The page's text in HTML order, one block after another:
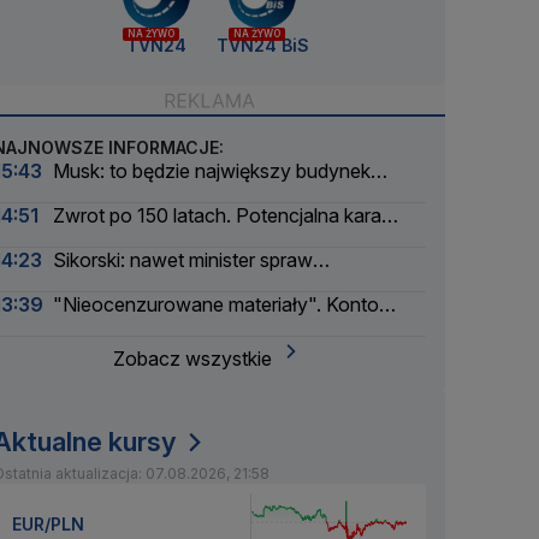
NA ŻYWO
TVN24
NA ŻYWO
TVN24 BiS
INFORMACJE:
Musk: to będzie największy budynek
Zwrot po 150 latach. Potencjalna kara
Sikorski: nawet minister spraw
"Nieocenzurowane materiały". Konto
Zobacz wszystkie
kursy
aktualizacja: 07.08.2026, 21:58
EUR/PLN